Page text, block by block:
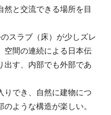
然と交流できる場所を目
スラブ（床）が少しズレ
空間の連続による日本伝
出す、内部でも外部であ
りでき、自然に建物につ
ような構造が楽しい。